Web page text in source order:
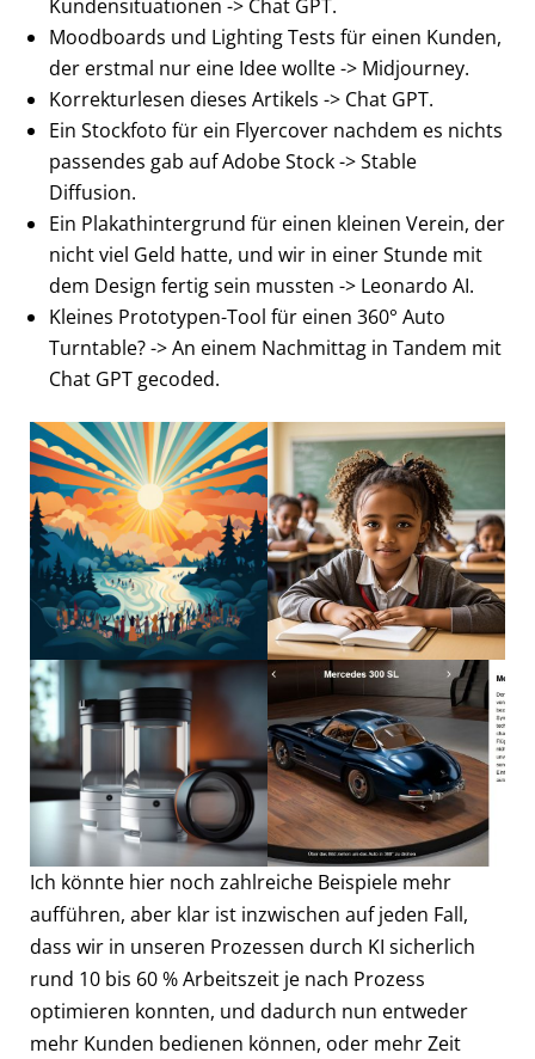
Kundensituationen -> Chat GPT.
Moodboards und Lighting Tests für einen Kunden,
der erstmal nur eine Idee wollte -> Midjourney.
Korrekturlesen dieses Artikels -> Chat GPT.
Ein Stockfoto für ein Flyercover nachdem es nichts
passendes gab auf Adobe Stock -> Stable
Diffusion.
Ein Plakathintergrund für einen kleinen Verein, der
nicht viel Geld hatte, und wir in einer Stunde mit
dem Design fertig sein mussten -> Leonardo AI.
Kleines Prototypen-Tool für einen 360° Auto
Turntable? -> An einem Nachmittag in Tandem mit
Chat GPT gecoded.
Ich könnte hier noch zahlreiche Beispiele mehr
aufführen, aber klar ist inzwischen auf jeden Fall,
dass wir in unseren Prozessen durch KI sicherlich
rund 10 bis 60 % Arbeitszeit je nach Prozess
optimieren konnten, und dadurch nun entweder
mehr Kunden bedienen können, oder mehr Zeit